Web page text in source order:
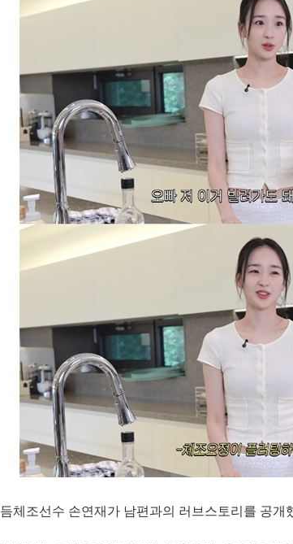
체조선수 손연재가 남편과의 러브스토리를 공개